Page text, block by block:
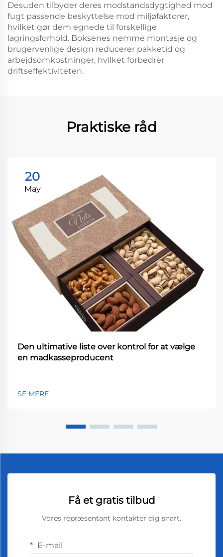
Desuden tilbyder deres modstandsdygtighed mod
fugt passende beskyttelse mod miljøfaktorer,
hvilket gør dem egnede til forskellige
lagringsforhold. Boksenes nemme montasje og
brugervenlige design reducerer pakketid og
arbejdsomkostninger, hvilket forbedrer
driftseffektiviteten.
Praktiske råd
20
May
Den ultimative liste over kontrol for at vælge
en madkasseproducent
SE MERE
Få et gratis tilbud
Vores repræsentant kontakter dig snart.
E-mail